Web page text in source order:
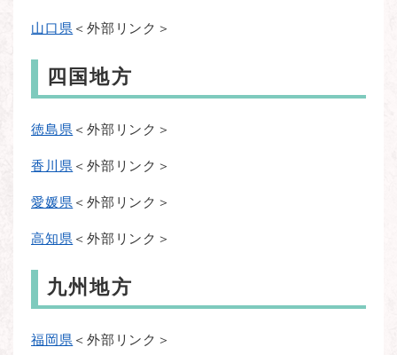
山口県 ＜外部リンク＞
四国地方
徳島県 ＜外部リンク＞
香川県 ＜外部リンク＞
愛媛県 ＜外部リンク＞
高知県 ＜外部リンク＞
九州地方
福岡県 ＜外部リンク＞